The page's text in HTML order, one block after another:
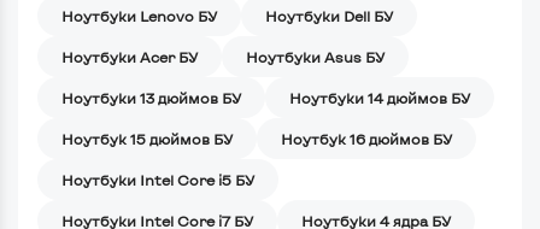
Ноутбуки Lenovo БУ Ноутбуки Dell БУ
Ноутбуки Acer БУ Ноутбуки Asus БУ
Ноутбуки 13 дюймов БУ Ноутбуки 14 дюймов БУ
Ноутбук 15 дюймов БУ Ноутбук 16 дюймов БУ
Ноутбуки Intel Core i5 БУ
Ноутбуки Intel Core i7 БУ Ноутбуки 4 ядра БУ